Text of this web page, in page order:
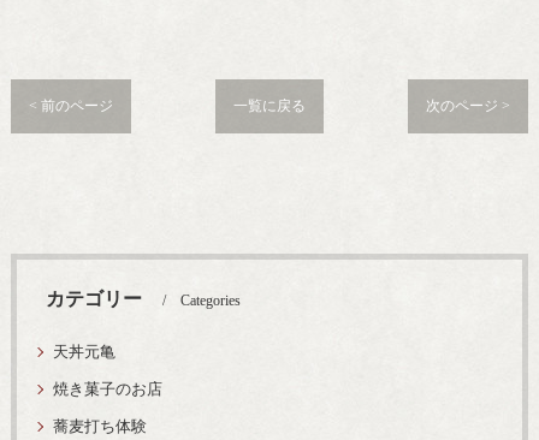
< 前のページ 一覧に戻る 次のページ >
カテゴリー Categories
天丼元亀
焼き菓子のお店
蕎麦打ち体験